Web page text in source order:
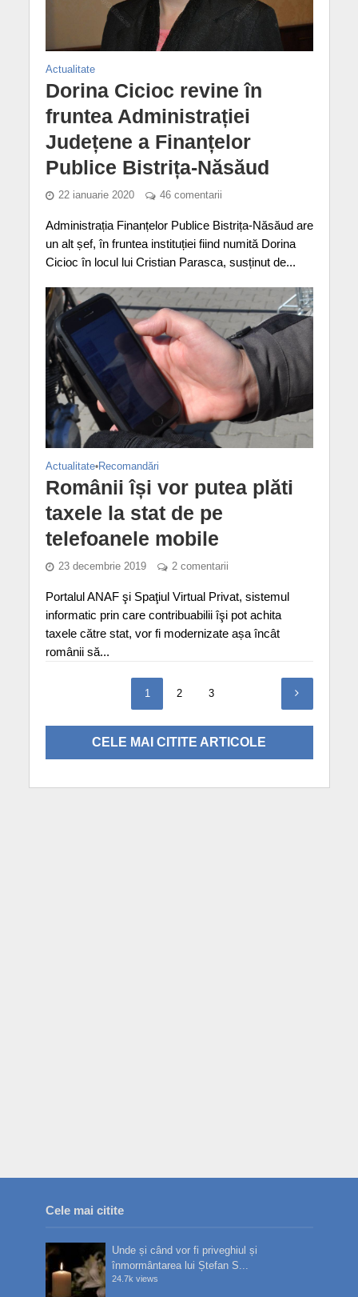
Actualitate
Dorina Cicioc revine în
fruntea Administrației
Județene a Finanțelor
Publice Bistrița-Năsăud
22 ianuarie 2020 46 comentarii
Administrația Finanțelor Publice Bistrița-Năsăud are
un alt șef, în fruntea instituției fiind numită Dorina
Cicioc în locul lui Cristian Parasca, susținut de...
Actualitate•Recomandări
Românii își vor putea plăti
taxele la stat de pe
telefoanele mobile
23 decembrie 2019 2 comentarii
Portalul ANAF şi Spaţiul Virtual Privat, sistemul
informatic prin care contribuabilii îşi pot achita
taxele către stat, vor fi modernizate așa încât
românii să...
1 2 3
CELE MAI CITITE ARTICOLE
Cele mai citite
Unde și când vor fi priveghiul și
înmormântarea lui Ștefan S...
24.7k views